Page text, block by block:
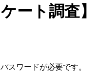
ート調査】
スワードが必要です。